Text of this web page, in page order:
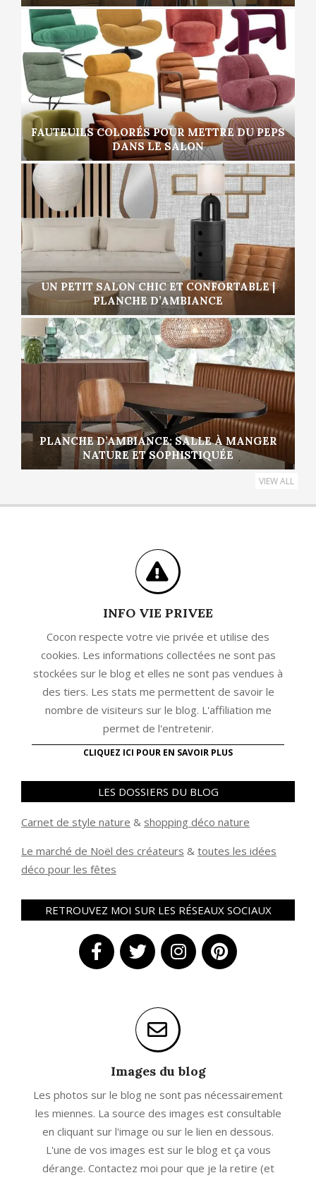
FAUTEUILS COLORÉS POUR METTRE DU PEPS
DANS LE SALON
UN PETIT SALON CHIC ET CONFORTABLE |
PLANCHE D’AMBIANCE
PLANCHE D’AMBIANCE: SALLE À MANGER
NATURE ET SOPHISTIQUÉE
VIEW ALL
INFO VIE PRIVEE
Cocon respecte votre vie privée et utilise des
cookies. Les informations collectées ne sont pas
stockées sur le blog et elles ne sont pas vendues à
des tiers. Les stats me permettent de savoir le
nombre de visiteurs sur le blog. L'affiliation me
permet de l'entretenir.
CLIQUEZ ICI POUR EN SAVOIR PLUS
LES DOSSIERS DU BLOG
Carnet de style nature & shopping déco nature
Le marché de Noël des créateurs & toutes les idées
déco pour les fêtes
RETROUVEZ MOI SUR LES RÉSEAUX SOCIAUX
Images du blog
Les photos sur le blog ne sont pas nécessairement
les miennes. La source des images est consultable
en cliquant sur l'image ou sur le lien en dessous.
L'une de vos images est sur le blog et ça vous
dérange. Contactez moi pour que je la retire (et